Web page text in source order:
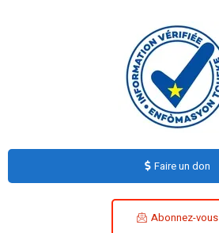
Faire un don
Abonnez-vous